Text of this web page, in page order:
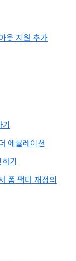
웃 지원 추가
에뮬레이션
기
폼 팩터 재정의